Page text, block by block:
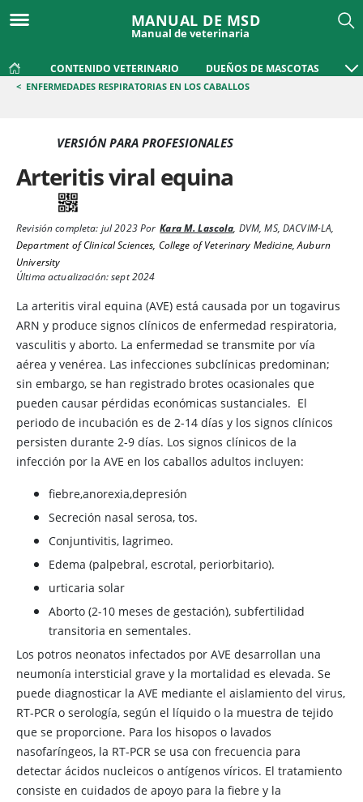
MANUAL DE MSD
Manual de veterinaria
CONTENIDO VETERINARIO DUEÑOS DE MASCOTAS
< ENFERMEDADES RESPIRATORIAS EN LOS CABALLOS
VERSIÓN PARA PROFESIONALES
Arteritis viral equina
Revisión completa: jul 2023Por Kara M. Lascola, DVM, MS, DACVIM-LA,
Department of Clinical Sciences, College of Veterinary Medicine, Auburn
University
Última actualización: sept 2024
La arteritis viral equina (AVE) está causada por un togavirus
ARN y produce signos clínicos de enfermedad respiratoria,
vasculitis y aborto. La enfermedad se transmite por vía
aérea y venérea. Las infecciones subclínicas predominan;
sin embargo, se han registrado brotes ocasionales que
pueden causar pérdidas económicas sustanciales. El
periodo de incubación es de 2-14 días y los signos clínicos
persisten durante 2-9 días. Los signos clínicos de la
infección por la AVE en los caballos adultos incluyen:
fiebre,anorexia,depresión
Secreción nasal serosa, tos.
Conjuntivitis, lagrimeo.
Edema (palpebral, escrotal, periorbitario).
urticaria solar
Aborto (2-10 meses de gestación), subfertilidad
transitoria en sementales.
Los potros neonatos infectados por AVE desarrollan una
neumonía intersticial grave y la mortalidad es elevada. Se
puede diagnosticar la AVE mediante el aislamiento del virus,
RT-PCR o serología, según el líquido o la muestra de tejido
que se proporcione. Para los hisopos o lavados
nasofaríngeos, la RT-PCR se usa con frecuencia para
detectar ácidos nucleicos o antígenos víricos. El tratamiento
consiste en cuidados de apoyo para la fiebre y la